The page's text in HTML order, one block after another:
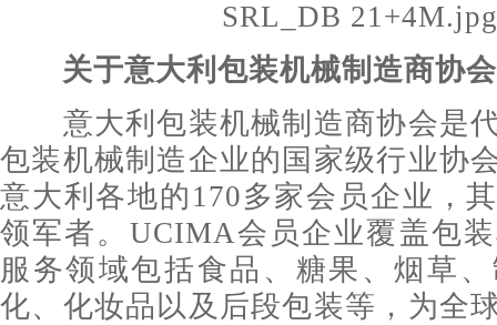
关于意大利包装机械制造商协会
意大利包装机械制造商协会是
包装机械制造企业的国家级行业协
意大利各地的170多家会员企业，
领军者。UCIMA会员企业覆盖包
服务领域包括食品、糖果、烟草
化、化妆品以及后段包装等，为全